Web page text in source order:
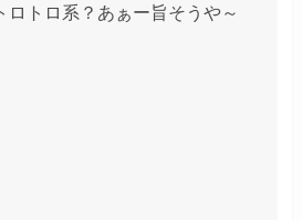
ロトロ系？あぁー旨そうや～